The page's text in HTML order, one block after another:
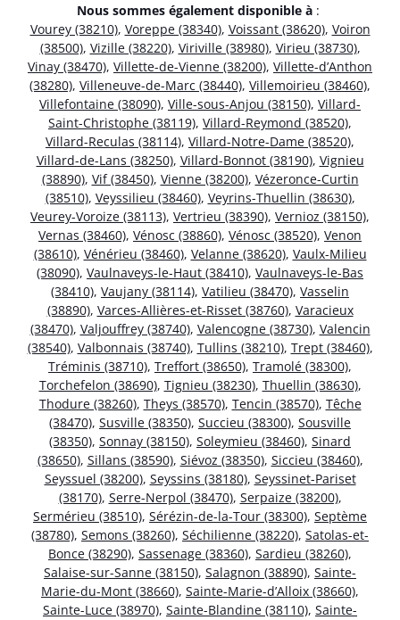
Nous sommes également disponible à :
Vourey (38210), Voreppe (38340), Voissant (38620), Voiron
(38500), Vizille (38220), Viriville (38980), Virieu (38730),
Vinay (38470), Villette-de-Vienne (38200), Villette-d’Anthon
(38280), Villeneuve-de-Marc (38440), Villemoirieu (38460),
Villefontaine (38090), Ville-sous-Anjou (38150), Villard-
Saint-Christophe (38119), Villard-Reymond (38520),
Villard-Reculas (38114), Villard-Notre-Dame (38520),
Villard-de-Lans (38250), Villard-Bonnot (38190), Vignieu
(38890), Vif (38450), Vienne (38200), Vézeronce-Curtin
(38510), Veyssilieu (38460), Veyrins-Thuellin (38630),
Veurey-Voroize (38113), Vertrieu (38390), Vernioz (38150),
Vernas (38460), Vénosc (38860), Vénosc (38520), Venon
(38610), Vénérieu (38460), Velanne (38620), Vaulx-Milieu
(38090), Vaulnaveys-le-Haut (38410), Vaulnaveys-le-Bas
(38410), Vaujany (38114), Vatilieu (38470), Vasselin
(38890), Varces-Allières-et-Risset (38760), Varacieux
(38470), Valjouffrey (38740), Valencogne (38730), Valencin
(38540), Valbonnais (38740), Tullins (38210), Trept (38460),
Tréminis (38710), Treffort (38650), Tramolé (38300),
Torchefelon (38690), Tignieu (38230), Thuellin (38630),
Thodure (38260), Theys (38570), Tencin (38570), Têche
(38470), Susville (38350), Succieu (38300), Sousville
(38350), Sonnay (38150), Soleymieu (38460), Sinard
(38650), Sillans (38590), Siévoz (38350), Siccieu (38460),
Seyssuel (38200), Seyssins (38180), Seyssinet-Pariset
(38170), Serre-Nerpol (38470), Serpaize (38200),
Sermérieu (38510), Sérézin-de-la-Tour (38300), Septème
(38780), Semons (38260), Séchilienne (38220), Satolas-et-
Bonce (38290), Sassenage (38360), Sardieu (38260),
Salaise-sur-Sanne (38150), Salagnon (38890), Sainte-
Marie-du-Mont (38660), Sainte-Marie-d’Alloix (38660),
Sainte-Luce (38970), Sainte-Blandine (38110), Sainte-